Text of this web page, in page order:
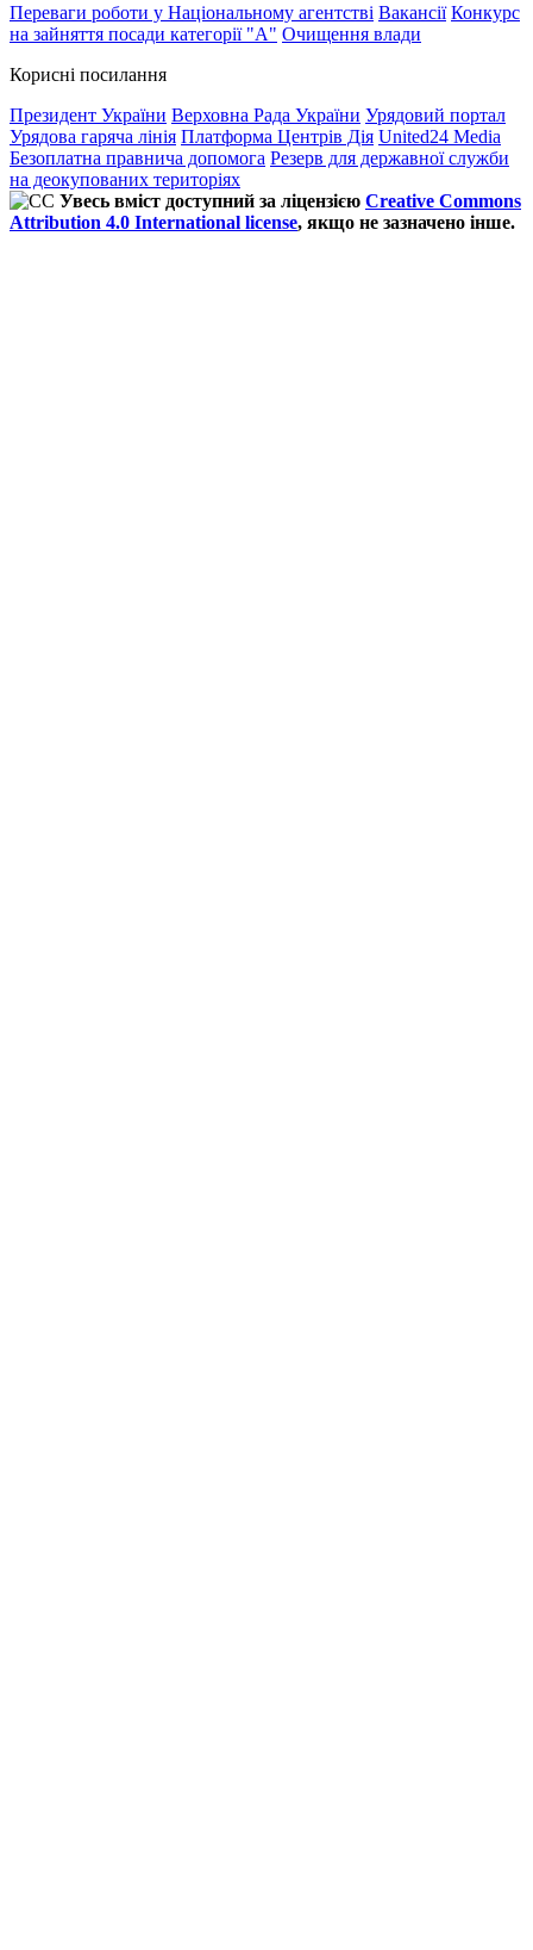
Переваги роботи у Національному агентстві Вакансії Конкурс
на зайняття посади категорії "А" Очищення влади
Корисні посилання
Президент України Верховна Рада України Урядовий портал
Урядова гаряча лінія Платформа Центрів Дія United24 Media
Безоплатна правнича допомога Резерв для державної служби
на деокупованих територіях
Увесь вміст доступний за ліцензією Creative Commons
Attribution 4.0 International license, якщо не зазначено інше.